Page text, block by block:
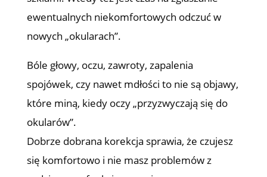
ewentualnych niekomfortowych odczuć w
nowych „okularach”.
Bóle głowy, oczu, zawroty, zapalenia
spojówek, czy nawet mdłości to nie są objawy,
które miną, kiedy oczy „przyzwyczają się do
okularów”.
Dobrze dobrana korekcja sprawia, że czujesz
się komfortowo i nie masz problemów z